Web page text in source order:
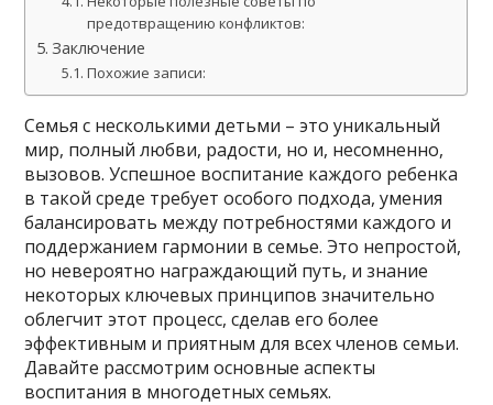
предотвращению конфликтов:
Заключение
Похожие записи:
Семья с несколькими детьми – это уникальный
мир, полный любви, радости, но и, несомненно,
вызовов. Успешное воспитание каждого ребенка
в такой среде требует особого подхода, умения
балансировать между потребностями каждого и
поддержанием гармонии в семье. Это непростой,
но невероятно награждающий путь, и знание
некоторых ключевых принципов значительно
облегчит этот процесс, сделав его более
эффективным и приятным для всех членов семьи.
Давайте рассмотрим основные аспекты
воспитания в многодетных семьях.